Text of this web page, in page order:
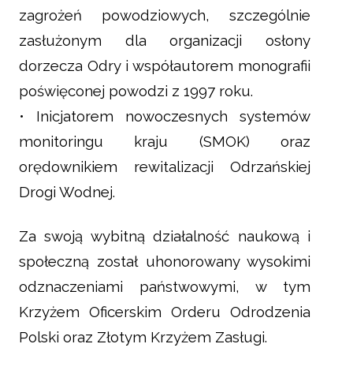
zagrożeń powodziowych, szczególnie
zasłużonym dla organizacji osłony
dorzecza Odry i współautorem monografii
poświęconej powodzi z 1997 roku.
• Inicjatorem nowoczesnych systemów
monitoringu kraju (SMOK) oraz
orędownikiem rewitalizacji Odrzańskiej
Drogi Wodnej.
Za swoją wybitną działalność naukową i
społeczną został uhonorowany wysokimi
odznaczeniami państwowymi, w tym
Krzyżem Oficerskim Orderu Odrodzenia
Polski oraz Złotym Krzyżem Zasługi.